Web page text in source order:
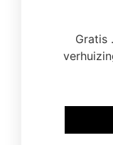
Gratis